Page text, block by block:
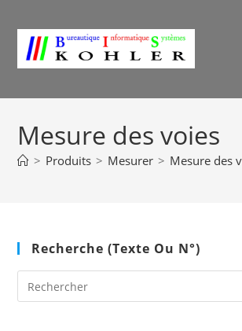
content
Mesure des voies
> Produits > Mesurer > Mesure des
Recherche (texte Ou N°)